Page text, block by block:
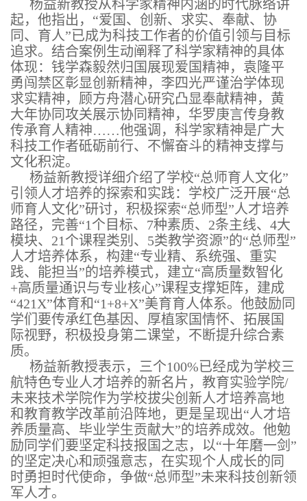
杨益新教授从科学家精神内涵的时代脉络讲
起，他指出，“爱国、创新、求实、奉献、协
同、育人”已成为科技工作者的价值引领与目标
追求。结合案例生动阐释了科学家精神的具体
体现：钱学森毅然归国展现爱国精神，袁隆平
勇闯禁区彰显创新精神，李四光严谨治学体现
求实精神，顾方舟潜心研究凸显奉献精神，黄
大年协同攻关展示协同精神，华罗庚言传身教
传承育人精神……他强调，科学家精神是广大
科技工作者砥砺前行、不懈奋斗的精神支撑与
文化积淀。
杨益新教授详细介绍了学校“总师育人文化”
引领人才培养的探索和实践：学校广泛开展“总
师育人文化”研讨，积极探索“总师型”人才培养
路径，完善“1个目标、7种素质、2条主线、4大
模块、21个课程类别、5类教学资源”的“总师型”
人才培养体系，构建“专业精、系统强、重实
践、能担当”的培养模式，建立“高质量数智化
+高质量通识与专业核心”课程支撑矩阵，建成
“421X”体育和“1+8+X”美育育人体系。他鼓励同
学们要传承红色基因、厚植家国情怀、拓展国
际视野，积极投身第二课堂，不断提升综合素
质。
杨益新教授表示，三个100%已经成为学校三
航特色专业人才培养的新名片，教育实验学院/
未来技术学院作为学校拔尖创新人才培养高地
和教育教学改革前沿阵地，更是呈现出“人才培
养质量高、毕业学生贡献大”的培养成效。他勉
励同学们要坚定科技报国之志，以“十年磨一剑”
的坚定决心和顽强意志，在实现个人成长的同
时勇担时代使命，争做“总师型”未来科技创新领
军人才。